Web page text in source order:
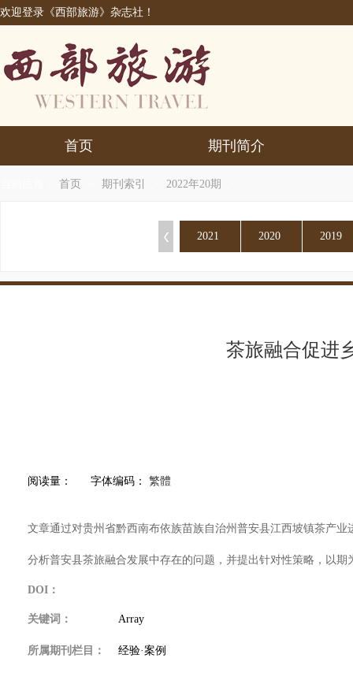
欢迎登录《西部旅游》杂志社！
首页 期刊简介
首页 期刊索引 2022年20期
2021 2020 2019
茶旅融合促进
阅读量： 字体编码： 繁體
文章通过对贵州省黔西南布依族苗族自治州普安县江西坡镇茶产
分析普安县茶旅融合发展中存在的问题，并提出针对性策略，以
DOI：
关键词： Array
所属期刊栏目： 经验·案例